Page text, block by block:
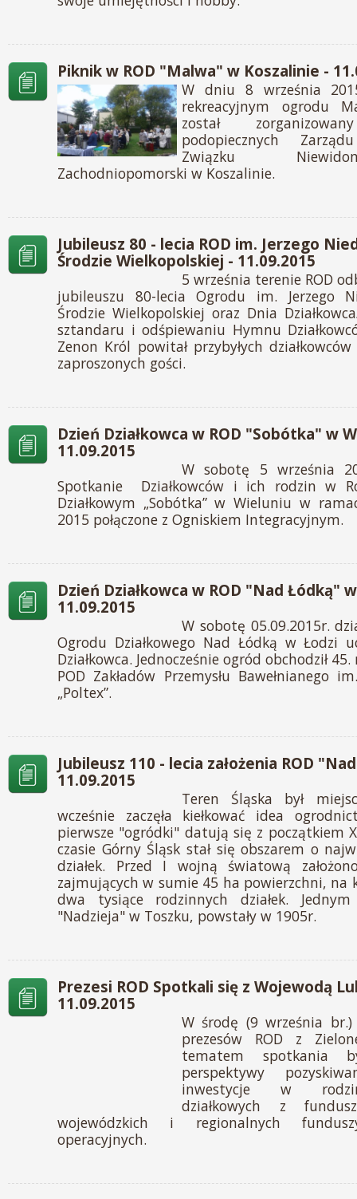
Piknik w ROD "Malwa" w Koszalinie -
W dniu 8 września
rekreacyjnym ogrodu
został
podopiecznych
Związku
Zachodniopomorski w Koszalinie.
Jubileusz 80 - lecia ROD im. Jerzego
Środzie Wielkopolskiej - 11.09.2015
5 września terenie ROD
jubileuszu 80-lecia Ogrodu im. Jerzego
Środzie Wielkopolskiej oraz Dnia Działkowca
sztandaru i odśpiewaniu Hymnu
Zenon Król powitał przybyłych
zaproszonych gości.
Dzień Działkowca w ROD "Sobótka" w
11.09.2015
W sobotę 5 września
Spotkanie Działkowców i ich rodzin w
Działkowym „Sobótka” w Wieluniu w
2015 połączone z Ogniskiem Integracyjnym.
Dzień Działkowca w ROD "Nad Łódką"
11.09.2015
W sobotę 05.09.2015r.
Ogrodu Działkowego Nad Łódką w Łodzi
Działkowca. Jednocześnie ogród obchodził
POD Zakładów Przemysłu Bawełnianego
„Poltex”.
Jubileusz 110 - lecia założenia ROD
11.09.2015
Teren Śląska był
wcześnie zaczęła kiełkować idea
pierwsze "ogródki" datują się z początkiem
czasie Górny Śląsk stał się obszarem o
działek. Przed I wojną światową
zajmujących w sumie 45 ha powierzchni, na
dwa tysiące rodzinnych działek.
"Nadzieja" w Toszku, powstały w 1905r.
Prezesi ROD Spotkali się z Wojewodą
11.09.2015
W środę (9 września
prezesów ROD z
tematem spotkania
perspektywy
inwestycje w
działkowych z
wojewódzkich i regionalnych
operacyjnych.